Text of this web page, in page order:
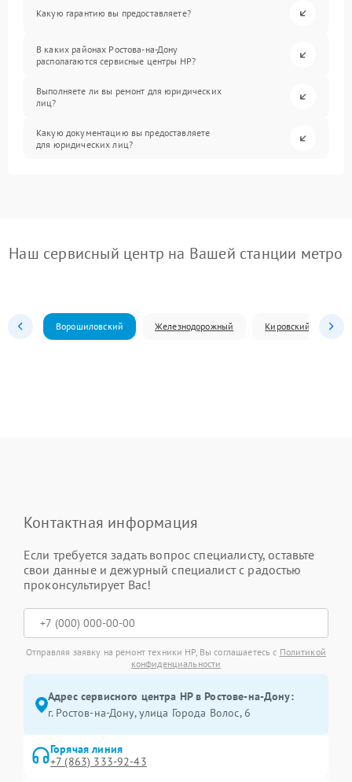
Какую гарантию вы предоставляете?
В каких районах Ростова-на-Дону
располагаются сервисные центры HP?
Выполняете ли вы ремонт для юридических
лиц?
Какую документацию вы предоставляете
для юридических лиц?
Наш сервисный центр на Вашей станции метро
Ворошиловский Железнодорожный Кировский
Контактная информация
Если требуется задать вопрос специалисту, оставьте
свои данные и дежурный специалист с радостью
проконсультирует Вас!
Отправляя заявку на ремонт техники HP, Вы соглашаетесь с Политикой
конфиденциальности
Адрес сервисного центра HP в Ростове-на-Дону:
г. Ростов-на-Дону, улица Города Волос, 6
Горячая линия
+7 (863) 333-92-43